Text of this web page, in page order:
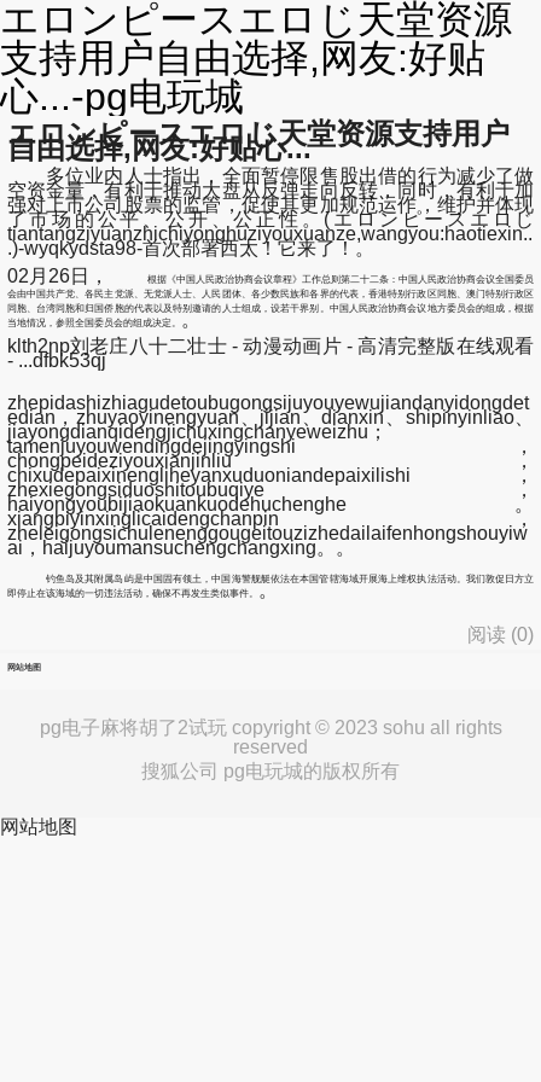
エロンピースエロじ天堂资源
支持用户自由选择,网友:好贴
心...-pg电玩城
エロンピースエロじ天堂资源支持用户
自由选择,网友:好贴心...
多位业内人士指出，全面暂停限售股出借的行为减少了做
空资金量，有利于推动大盘从反弹走向反转，同时，有利于加
强对上市公司股票的监管，促使其更加规范运作，维护并体现
了市场的公平、公开、公正性。(エロンピースエロじ
tiantangziyuanzhichiyonghuziyouxuanze,wangyou:haotiexin..
.)-wyqkydsta98-首次部署西太！它来了！。
02月26日，
根据《中国人民政治协商会议章程》工作总则第二十二条：中国人民政治协商会议全国委员
会由中国共产党、各民主党派、无党派人士、人民团体、各少数民族和各界的代表，香港特别行政区同胞、澳门特别行政区
同胞、台湾同胞和归国侨胞的代表以及特别邀请的人士组成，设若干界别。中国人民政治协商会议地方委员会的组成，根据
当地情况，参照全国委员会的组成决定。 。
klth2np刘老庄八十二壮士 - 动漫动画片 - 高清完整版在线观看
- ...dfbk53qj
zhepidashizhiagudetoubugongsijuyouyewujiandanyidongdet
edian，zhuyaoyinengyuan、jijian、dianxin、shipinyinliao、
jiayongdianqidengjichuxingchanyeweizhu；
tamenjuyouwendingdejingyingshi，
chongpeideziyouxianjinliu，
chixudepaixinengliheyanxuduoniandepaixilishi，
zhexiegongsiduoshitoubuqiye，
haiyongyoubijiaokuankuodehuchenghe。
xiangbiyinxinglicaidengchanpin，
zheleigongsichulenenggougeitouzizhedailaifenhongshouyiw
ai，haijuyoumansuchengchangxing。。
钓鱼岛及其附属岛屿是中国固有领土，中国海警舰艇依法在本国管辖海域开展海上维权执法活动。我们敦促日方立
即停止在该海域的一切违法活动，确保不再发生类似事件。 。
阅读 (0)
网站地图
pg电子麻将胡了2试玩 copyright © 2023 sohu all rights
reserved
搜狐公司 pg电玩城的版权所有
网站地图